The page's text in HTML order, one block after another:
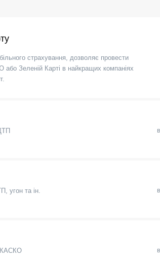
страхування, дозволяє провести
Зеленій Карті в найкращих компаніях
угон та ін.
КАСКО